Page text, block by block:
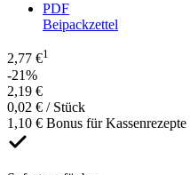
PDF
Beipackzettel
2,77 €1
-21%
2,19 €
0,02 € / Stück
1,10 € Bonus für Kassenrezepte